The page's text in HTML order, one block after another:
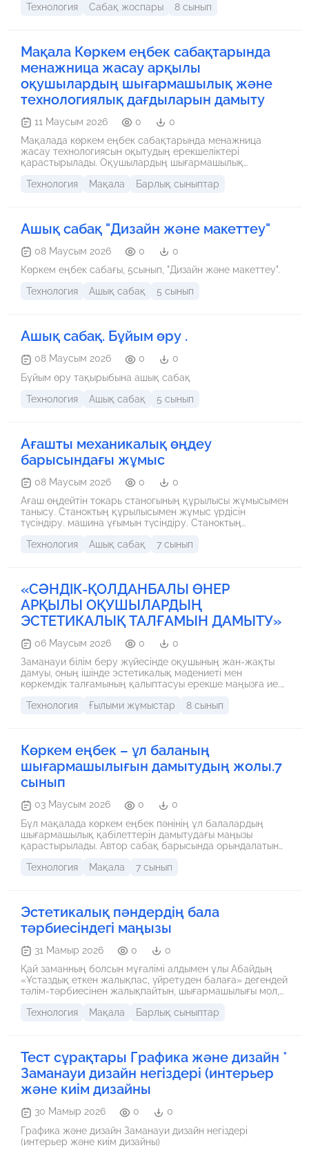
әсемдеуге көмектеседі. Негізгі қол тігіс түрлері: Түзу
бекіту үшін. Көрінбейтін тігіс – ішкі тігістерді жасыру
үшін. Сәндік тігістер – бұйымды әсемдеу үшін
қолданылады. Қол тігістері киім, сөмке, жастық, ойыншық
сияқты әртүрлі бұйымдарды жасау мен жөндеуде
кеңінен қолданылады.
Технология Сабақ жоспары 8 сынып
Мақала Көркем еңбек сабақтарында
менажница жасау арқылы
оқушылардың шығармашылық және
технологиялық дағдыларын дамыту
11 Маусым 2026 0
0
Мақалада көркем еңбек сабақтарында менажница
жасау технологиясын оқытудың ерекшеліктері
қарастырылады. Оқушылардың шығармашылық
мәдениетін қалыптастырудағы практикалық
Технология Мақала Барлық сыныптар
Ашық сабақ "Дизайн және макеттеу"
08 Маусым 2026 0
0
Көркем еңбек сабағы, 5сынып, "Дизайн және макеттеу".
Технология
Ашық сабақ 5 сынып
Ашық сабақ. Бұйым өру .
08 Маусым 2026 0
0
Бұйым өру тақырыбына ашық сабақ
Технология
Ашық сабақ 5 сынып
Ағашты механикалық өңдеу
барысындағы жұмыс
08 Маусым 2026 0
0
Ағаш өңдейтін токарь станогының құрылысы жұмысымен
танысу. Станоктың құрылысымен жұмыс үрдісін
түсіндіру. машина ұғымын түсіндіру. Станоктың
іскерлігін, жұмыс ұйымдастыру дағдысын қалыптастыру.
Технология Ашық сабақ 7 сынып
«СӘНДІК-ҚОЛДАНБАЛЫ ӨНЕР
АРҚЫЛЫ ОҚУШЫЛАРДЫҢ
ЭСТЕТИКАЛЫҚ ТАЛҒАМЫН ДАМЫТУ»
06 Маусым 2026 0
0
Заманауи білім беру жүйесінде оқушының жан-жақты
дамуы, оның ішінде эстетикалық мәдениеті мен
көркемдік талғамының қалыптасуы ерекше маңызға ие.
сұлулықты сезіне білу, бағалай алу және өнер
құндылықтарды сақтаудың тиімді жолы болса, екінші
жағынан оқушылардың эстетикалық дүниетанымын
қалыптастырудың бірегей педагогикалық құралы болып
табылады. Киіз басу, кестелеу, тоқыма өнері, ою-өрнек
мәдениетке баулудың, шығармашылық қабілеттерін
дамытудың тиімді тәсілдері.
Технология Ғылыми жұмыстар 8 сынып
Көркем еңбек – ұл баланың
шығармашылығын дамытудың жолы.7
сынып
03 Маусым 2026 0
0
Бұл мақалада көркем еңбек пәнінің ұл балалардың
шығармашылық қабілеттерін дамытудағы маңызы
қарастырылады. Автор сабақ барысында орындалатын
ойлауын, еңбек дағдыларын және эстетикалық талғамын
белсенділігін арттырудағы рөлі көрсетіледі.
Технология Мақала 7 сынып
Эстетикалық пәндердің бала
тәрбиесіндегі маңызы
31 Мамыр 2026 0
0
Қай заманның болсын мұғалімі алдымен ұлы Абайдың
«Ұстаздық еткен жалықпас, үйретуден балаға» дегендей
тәлім-тәрбиесінен жалықпайтын, шығармашылығы мол,
баланы өзіне тартып алатындай шын тәлімгерлігі бар
оқушылары. Мұғалім оларды қалай тәрбиелесе,
Қазақстан сол деңгейде болады. Сондықтан да ұстазға
жүктелетін міндет өте ауыр»,- деген болатын.
Технология Мақала Барлық сыныптар
Тест сұрақтары Графика және дизайн *
Заманауи дизайн негіздері (интерьер
және киім дизайны
30 Мамыр 2026 0
0
Графика және дизайн Заманауи дизайн негіздері
(интерьер және киім дизайны)